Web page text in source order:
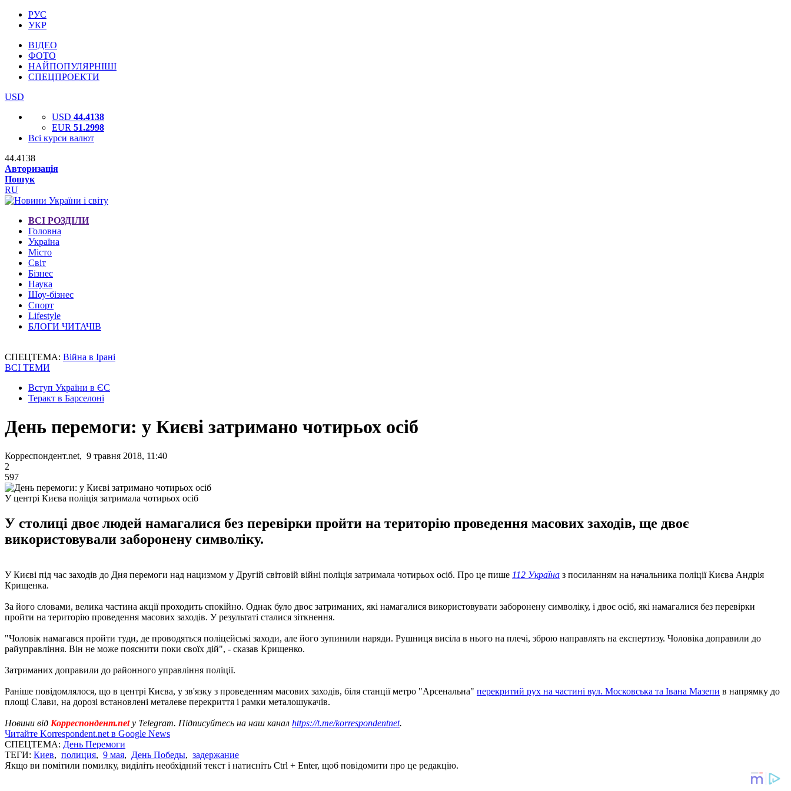
РУС
УКР
ВІДЕО
ФОТО
НАЙПОПУЛЯРНІШІ
СПЕЦПРОЕКТИ
USD
USD 44.4138
EUR 51.2998
Всі курси валют
44.4138
Авторизація
Пошук
RU
ВСІ РОЗДІЛИ
Головна
Україна
Місто
Світ
Бізнес
Наука
Шоу-бізнес
Спорт
Lifestyle
БЛОГИ ЧИТАЧІВ
СПЕЦТЕМА: Війна в Ірані
ВСІ ТЕМИ
Вступ України в ЄС
Теракт в Барселоні
День перемоги: у Києві затримано чотирьох осіб
Корреспондент.net, 9 травня 2018, 11:40
2
597
У центрі Києва поліція затримала чотирьох осіб
У столиці двоє людей намагалися без перевірки пройти на територію проведення масових заходів, ще двоє
використовували заборонену символіку.
У Києві під час заходів до Дня перемоги над нацизмом у Другій світовій війні поліція затримала чотирьох осіб. Про це пише 112 Україна з посиланням на начальника поліції Києва Андрія
Крищенка.
За його словами, велика частина акції проходить спокійно. Однак було двоє затриманих, які намагалися використовувати заборонену символіку, і двоє осіб, які намагалися без перевірки
пройти на територію проведення масових заходів. У результаті сталися зіткнення.
"Чоловік намагався пройти туди, де проводяться поліцейські заходи, але його зупинили наряди. Рушниця висіла в нього на плечі, зброю направлять на експертизу. Чоловіка доправили до
райуправління. Він не може пояснити поки своїх дій", - сказав Крищенко.
Затриманих доправили до районного управління поліції.
Раніше повідомлялося, що в центрі Києва, у зв'язку з проведенням масових заходів, біля станції метро "Арсенальна" перекритий рух на частині вул. Московська та Івана Мазепи в напрямку до
площі Слави, на дорозі встановлені металеве перекриття і рамки металошукачів.
Новини від Корреспондент.netу Telegram. Підписуйтесь на наш канал https://t.me/korrespondentnet.
Читайте Korrespondent.net в Google News
СПЕЦТЕМА: День Перемоги
ТЕГИ: Киев, полиция, 9 мая, День Победы, задержание
Якщо ви помітили помилку, виділіть необхідний текст і натисніть Ctrl + Enter, щоб повідомити про це редакцію.